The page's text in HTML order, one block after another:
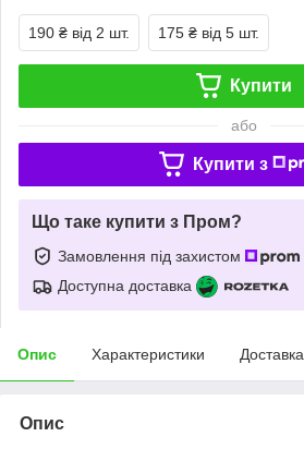
190 ₴ від 2 шт. 175 ₴ від 5 шт.
Купити
або
Купити з
Що таке купити з Пром?
Замовлення під захистом
Доступна доставка
Опис Характеристики Доставка
Опис